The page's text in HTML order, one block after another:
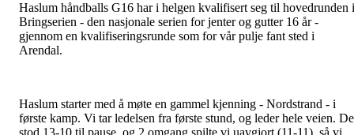
Haslum håndballs G16 har i helgen kvalifisert seg til hovedrunden i
Bringserien - den nasjonale serien for jenter og gutter 16 år -
gjennom en kvalifiseringsrunde som for vår pulje fant sted i
Arendal.
Haslum starter med å møte en gammel kjenning - Nordstrand - i
første kamp. Vi tar ledelsen fra første stund, og leder hele veien.